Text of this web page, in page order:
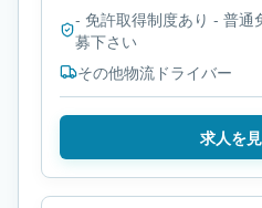
- 免許取得制度あり - 普通
募下さい
その他物流ドライバー
求人を